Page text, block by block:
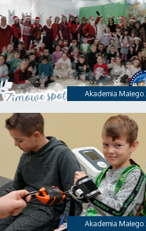
Akademia Małego
Akademia Małego